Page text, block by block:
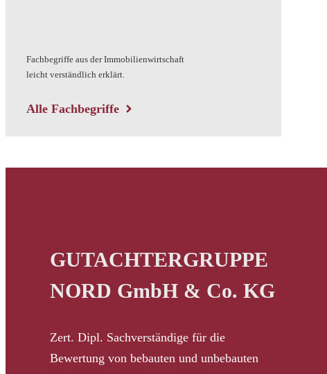
Fachbegriffe aus der Immobilienwirtschaft
leicht verständlich erklärt.
Alle Fachbegriffe
GUTACHTERGRUPPE
NORD GmbH & Co. KG
Zert. Dipl. Sachverständige für die
Bewertung von bebauten und unbebauten